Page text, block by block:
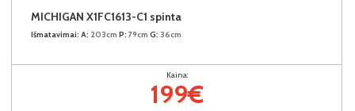
MICHIGAN X1FC1613-C1 spinta
Išmatavimai: A: 203cm P: 79cm G: 36cm
Kaina:
199€